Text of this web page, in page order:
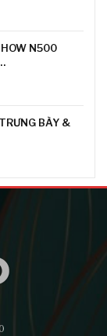
N500
BÀY &